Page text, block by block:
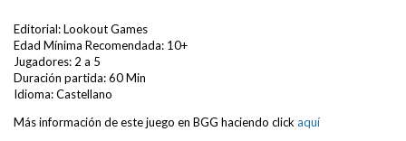
Editorial: Lookout Games
Edad Mínima Recomendada: 10+
Jugadores: 2 a 5
Duración partida: 60 Min
Idioma: Castellano
Más información de este juego en BGG haciendo click aquí